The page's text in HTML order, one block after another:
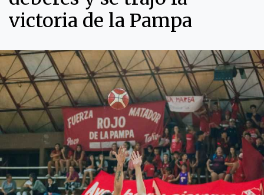
victoria de la Pampa